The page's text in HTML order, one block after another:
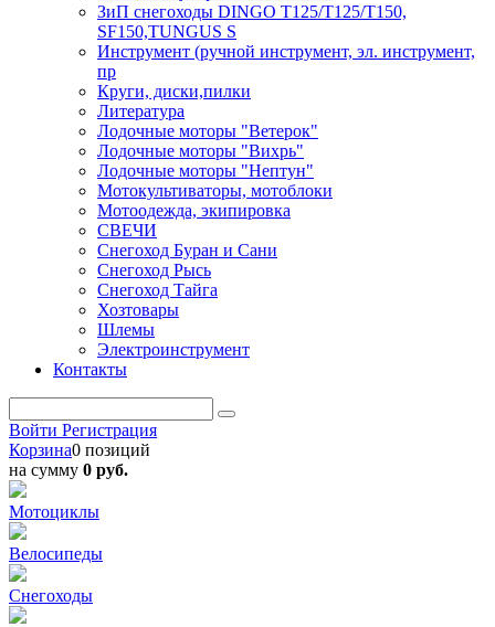
ЗиП снегоходы DINGO T125/T125/T150,
SF150,TUNGUS S
Инструмент (ручной инструмент, эл. инструмент,
пр
Круги, диски,пилки
Литература
Лодочные моторы "Ветерок"
Лодочные моторы "Вихрь"
Лодочные моторы "Нептун"
Мотокультиваторы, мотоблоки
Мотоодежда, экипировка
СВЕЧИ
Снегоход Буран и Сани
Снегоход Рысь
Снегоход Тайга
Хозтовары
Шлемы
Электроинструмент
Контакты
Войти Регистрация
Корзина0 позиций
на сумму 0 руб.
Мотоциклы
Велосипеды
Снегоходы